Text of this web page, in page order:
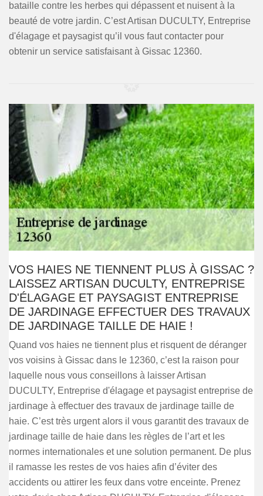
bataille contre les herbes qui dépassent et nuisent à la
beauté de votre jardin. C’est Artisan DUCULTY, Entreprise
d'élagage et paysagist qu’il vous faut contacter pour
obtenir un service satisfaisant à Gissac 12360.
VOS HAIES NE TIENNENT PLUS À GISSAC ?
LAISSEZ ARTISAN DUCULTY, ENTREPRISE
D'ÉLAGAGE ET PAYSAGIST ENTREPRISE
DE JARDINAGE EFFECTUER DES TRAVAUX
DE JARDINAGE TAILLE DE HAIE !
Quand vos haies ne tiennent plus et risquent de déranger
vos voisins à Gissac dans le 12360, c’est la raison pour
laquelle nous vous conseillons à laisser Artisan
DUCULTY, Entreprise d'élagage et paysagist entreprise de
jardinage à effectuer des travaux de jardinage taille de
haie. C’est très urgent alors il vous garantit des travaux de
jardinage taille de haie dans les règles de l’art et les
normes internationales et une solution permanent. De plus
il ramasse les restes de vos haies afin d’éviter des
accidents ou attirer les feux dans votre enceinte. Prenez